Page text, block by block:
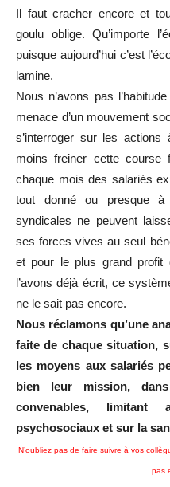
Il faut cracher encore et
goulu oblige. Qu’importe
puisque aujourd’hui c’est
lamine.
Nous n’avons pas
menace d’un mouvement
s’interroger sur les
moins freiner cette course
chaque mois des salariés
tout donné ou presque à
syndicales ne peuvent
ses forces vives au seul
et pour le plus grand profit
l’avons déjà écrit, ce
ne le sait pas encore.
Nous réclamons qu’une
faite de chaque situation,
les moyens aux salariés
bien leur mission,
convenables,
psychosociaux et sur la
N’oubliez pas de faire suivre à vos
pas